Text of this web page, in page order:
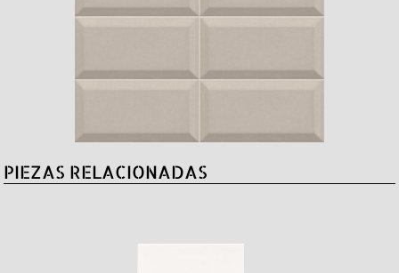
PIEZAS RELACIONADAS